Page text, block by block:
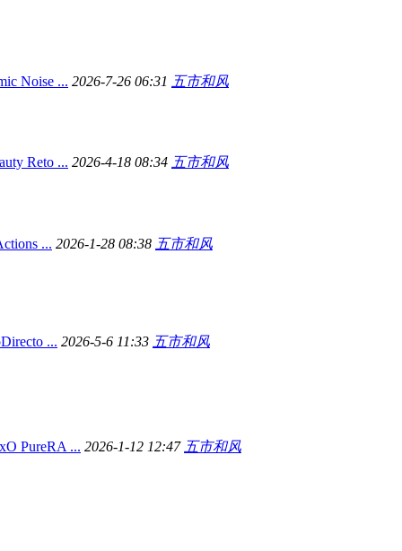
Noise ... 2026-7-26 06:31 五市和风
Reto ... 2026-4-18 08:34 五市和风
... 2026-1-28 08:38 五市和风
... 2026-5-6 11:33 五市和风
PureRA ... 2026-1-12 12:47五市和风